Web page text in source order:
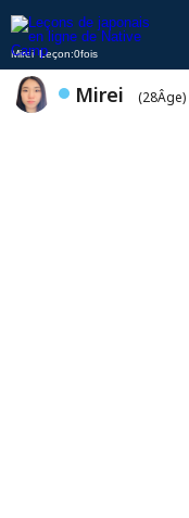
Mirei Leçon:0fois
Mirei (28Âge)